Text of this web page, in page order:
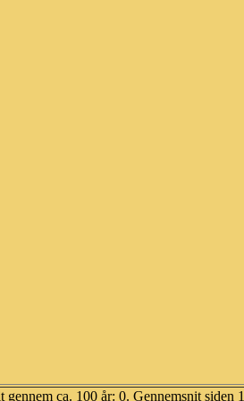
gennem ca. 100 år: 0. Gennemsnit siden